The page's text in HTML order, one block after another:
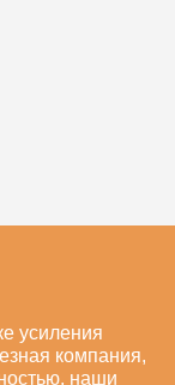
усиления
компания,
наши